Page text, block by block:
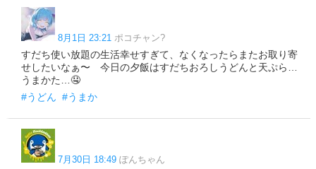
8月1日 23:21 ポコチャン?
すだち使い放題の生活幸せすぎて、なくなったらまたお取り寄
せしたいなぁ〜 今日の夕飯はすだちおろしうどんと天ぷら…
うまかた…🤤
#うどん #うまか
7月30日 18:49 ぽんちゃん